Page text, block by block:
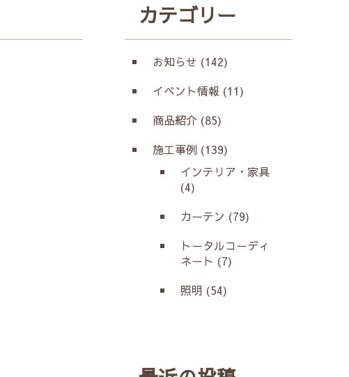
カテゴリー
お知らせ (142)
イベント情報 (11)
商品紹介 (85)
施工事例 (139)
インテリア・家具
(4)
カーテン (79)
トータルコーディ
ネート (7)
照明 (54)